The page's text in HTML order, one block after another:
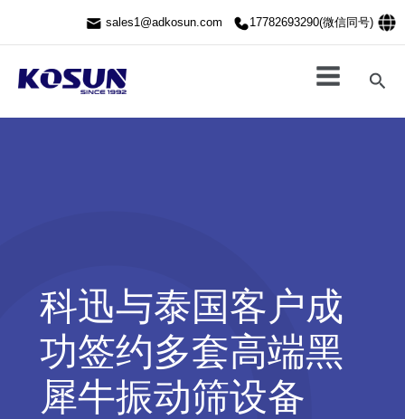
sales1@adkosun.com 17782693290(微信同号)
搜
索
科迅与泰国客户成
功签约多套高端黑
犀牛振动筛设备